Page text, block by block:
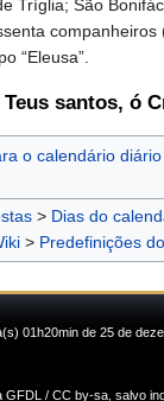
Tríglia; São
“Eleusa”.
santos, ó
o calendário diário
> Dias do
> Predefinições
01h20min de 25 de
GFDL / CC by-sa , salvo